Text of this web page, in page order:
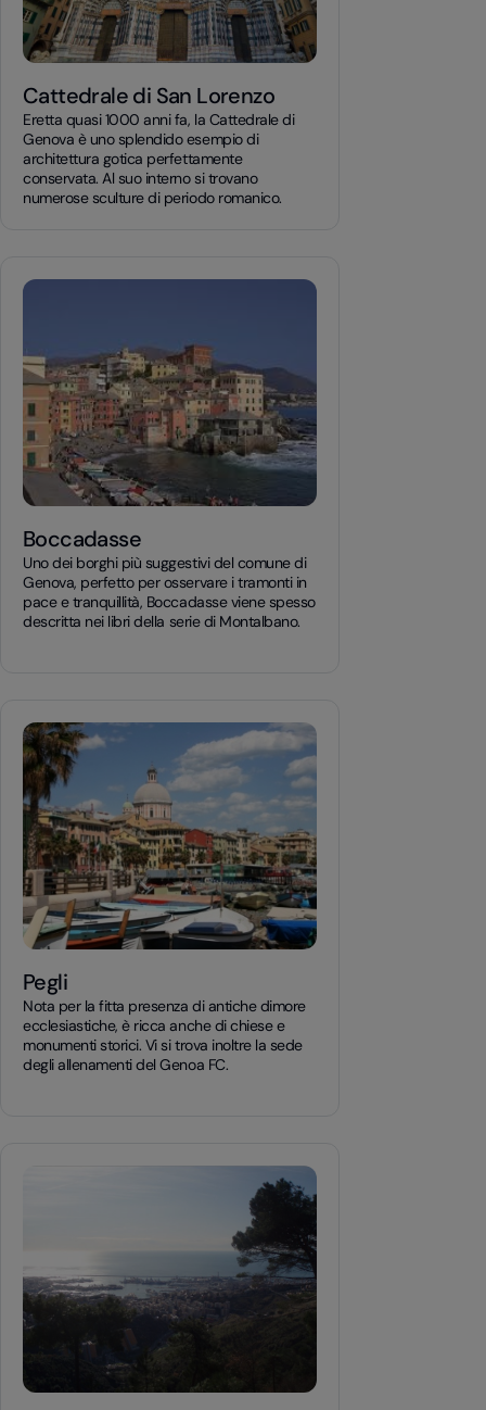
Cattedrale di San Lorenzo
Eretta quasi 1000 anni fa, la Cattedrale di
Genova è uno splendido esempio di
architettura gotica perfettamente
conservata. Al suo interno si trovano
numerose sculture di periodo romanico.
Boccadasse
Uno dei borghi più suggestivi del comune di
Genova, perfetto per osservare i tramonti in
pace e tranquillità, Boccadasse viene spesso
descritta nei libri della serie di Montalbano.
Pegli
Nota per la fitta presenza di antiche dimore
ecclesiastiche, è ricca anche di chiese e
monumenti storici. Vi si trova inoltre la sede
degli allenamenti del Genoa FC.